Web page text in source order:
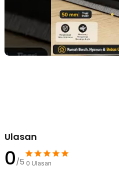
Ulasan
0/5 0 Ulasan